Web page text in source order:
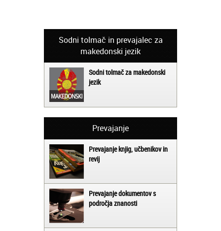
Sodni tolmač in prevajalec za
makedonski jezik
Sodni tolmač za makedonski
jezik
Prevajanje
Prevajanje knjig, učbenikov in
revij
Prevajanje dokumentov s
področja znanosti